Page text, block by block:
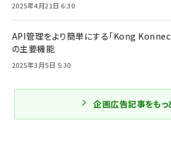
2025年4月21日 6:30
API管理をより簡単にする「Kong
の主要機能
2025年3月5日 5:30
企画広告記事をもっ